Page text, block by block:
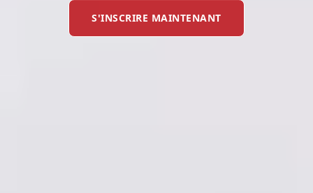
S'INSCRIRE MAINTENANT